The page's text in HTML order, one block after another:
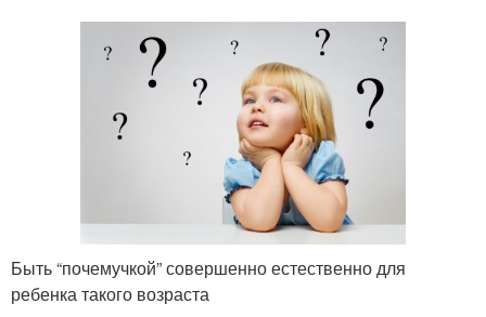
Быть “почемучкой” совершенно естественно для
ребенка такого возраста